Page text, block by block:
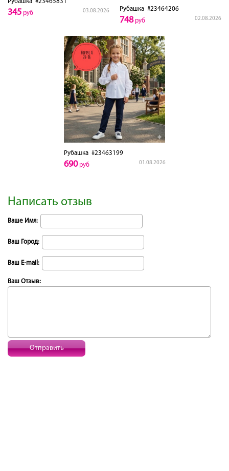
03.08.2026
345 руб
Рубашка #23464206
02.08.2026
748руб
Рубашка#23463199
01.08.2026
690руб
Написать отзыв
Ваше Имя:
Ваш Город:
Ваш E-mail:
Ваш Отзыв:
Отправить